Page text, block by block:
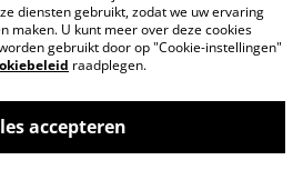
diensten gebruikt, zodat we uw ervaring
maken. U kunt meer over deze cookies
gebruikt door op "Cookie-instellingen"
raadplegen.
accepteren